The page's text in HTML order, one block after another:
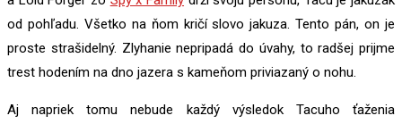
od pohľadu. Všetko na ňom kričí slovo jakuza. Tento pán, on je
proste strašidelný. Zlyhanie nepripadá do úvahy, to radšej prijme
trest hodením na dno jazera s kameňom priviazaný o nohu.
Aj napriek tomu nebude každý výsledok Tacuho ťaženia